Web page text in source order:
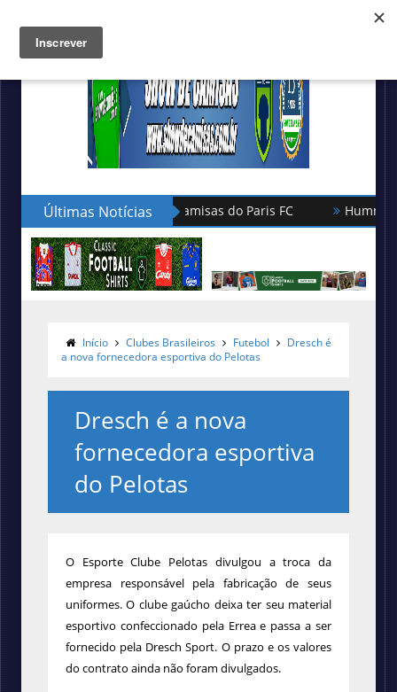
Últimas Notícias Hummel lança as novas camisas do
Início Clubes Brasileiros Futebol
Dresch é
a nova fornecedora esportiva do Pelotas
Dresch é a nova
fornecedora esportiva
do Pelotas
O Esporte Clube Pelotas divulgou a troca da
empresa responsável pela fabricação de seus
uniformes. O clube gaúcho deixa ter seu material
esportivo confeccionado pela Errea e passa a ser
fornecido pela Dresch Sport. O prazo e os valores
do contrato ainda não foram divulgados.